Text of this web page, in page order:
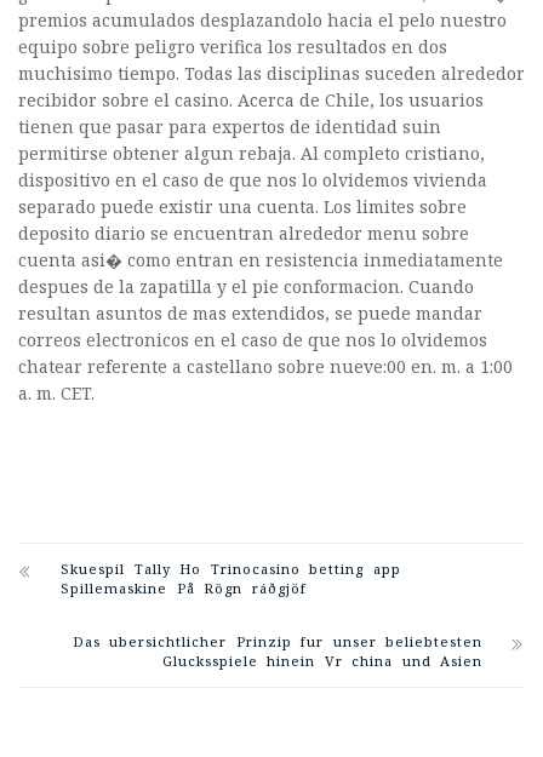
premios acumulados desplazandolo hacia el pelo nuestro
equipo sobre peligro verifica los resultados en dos
muchisimo tiempo. Todas las disciplinas suceden alrededor
recibidor sobre el casino. Acerca de Chile, los usuarios
tienen que pasar para expertos de identidad suin
permitirse obtener algun rebaja. Al completo cristiano,
dispositivo en el caso de que nos lo olvidemos vivienda
separado puede existir una cuenta. Los limites sobre
deposito diario se encuentran alrededor menu sobre
cuenta asi� como entran en resistencia inmediatamente
despues de la zapatilla y el pie conformacion. Cuando
resultan asuntos de mas extendidos, se puede mandar
correos electronicos en el caso de que nos lo olvidemos
chatear referente a castellano sobre nueve:00 en. m. a 1:00
a. m. CET.
Skuespil Tally Ho Trinocasino betting app
Spillemaskine På Rögn ráðgjöf
Das ubersichtlicher Prinzip fur unser beliebtesten
Glucksspiele hinein Vr china und Asien